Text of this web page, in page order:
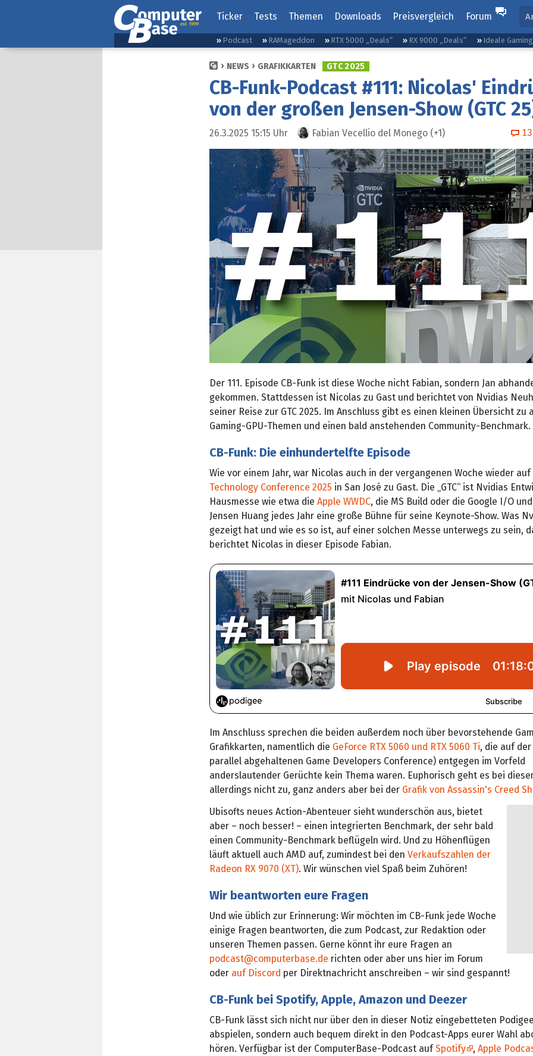
Ticker Tests Themen Downloads Preisvergleich Forum
Podcast RAMageddon RTX 5000 „Deals“ RX 9000 „Deals“ Ideale
NEWS GRAFIKKARTEN GTC 2025
CB-Funk-Podcast #111: Nicolas'
von der großen Jensen-Show (GTC
26.3.2025 15:15 Uhr Fabian Vecellio del Monego (+1) 13
Der 111. Episode CB-Funk ist diese Woche nicht Fabian, sondern Jan
gekommen. Stattdessen ist Nicolas zu Gast und berichtet von Nvidias
seiner Reise zur GTC 2025. Im Anschluss gibt es einen kleinen Übersicht zu
Gaming-GPU-Themen und einen bald anstehenden Community-Benchmark.
CB-Funk: Die einhundertelfte Episode
Wie vor einem Jahr, war Nicolas auch in der vergangenen Woche wieder auf
Technology Conference 2025 in San José zu Gast. Die „GTC“ ist Nvidias
Hausmesse wie etwa die Apple WWDC, die MS Build oder die Google I/O
Jensen Huang jedes Jahr eine große Bühne für seine Keynote-Show. Was
gezeigt hat und wie es so ist, auf einer solchen Messe unterwegs zu sein,
berichtet Nicolas in dieser Episode Fabian.
Im Anschluss sprechen die beiden außerdem noch über bevorstehende
Grafikkarten, namentlich die GeForce RTX 5060 und RTX 5060 Ti, die auf der
parallel abgehaltenen Game Developers Conference) entgegen im Vorfeld
anderslautender Gerüchte kein Thema waren. Euphorisch geht es bei
allerdings nicht zu, ganz anders aber bei der Grafik von Assassin's Creed
Ubisofts neues Action-Abenteuer sieht wunderschön aus, bietet
aber – noch besser! – einen integrierten Benchmark, der sehr bald
einen Community-Benchmark beflügeln wird. Und zu Höhenflügen
läuft aktuell auch AMD auf, zumindest bei den Verkaufszahlen der
Radeon RX 9070 (XT). Wir wünschen viel Spaß beim Zuhören!
Wir beantworten eure Fragen
Und wie üblich zur Erinnerung: Wir möchten im CB-Funk jede Woche
einige Fragen beantworten, die zum Podcast, zur Redaktion oder
unseren Themen passen. Gerne könnt ihr eure Fragen an
podcast@computerbase.de richten oder aber uns hier im Forum
oder auf Discord per Direktnachricht anschreiben – wir sind gespannt!
CB-Funk bei Spotify, Apple, Amazon und Deezer
CB-Funk lässt sich nicht nur über den in dieser Notiz eingebetteten
abspielen, sondern auch bequem direkt in den Podcast-Apps eurer Wahl
hören. Verfügbar ist der ComputerBase-Podcast aufSpotify , Apple